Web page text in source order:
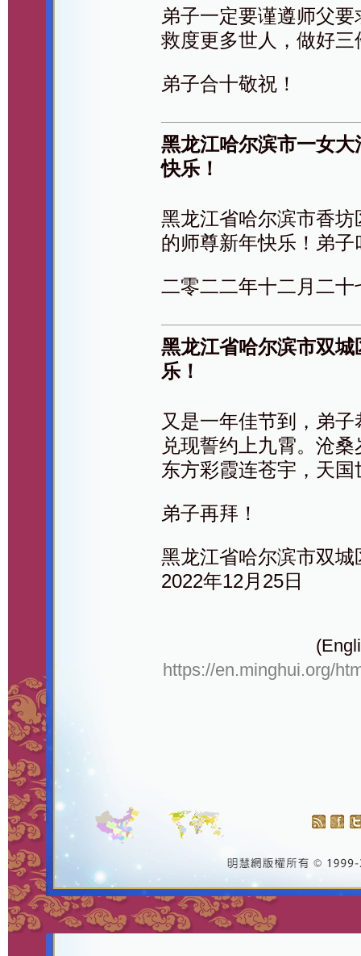
弟子一定要谨遵师父
救度更多世人，做好三
弟子合十敬祝！
黑龙江哈尔滨市一女
快乐！
黑龙江省哈尔滨市香
的师尊新年快乐！弟子
二零二二年十二月二十
黑龙江省哈尔滨市双
乐！
又是一年佳节到，弟
兑现誓约上九霄。沧
东方彩霞连苍宇，天
弟子再拜！
黑龙江省哈尔滨市双
2022年12月25日
https://en.minghui.org/